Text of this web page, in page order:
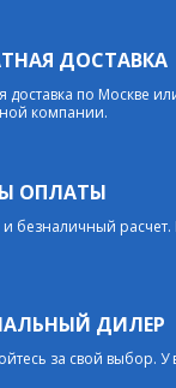
ДОСТАВКА
доставка по Москве
компании.
ОПЛАТЫ
безналичный расчет.
ДИЛЕР
за свой выбор.